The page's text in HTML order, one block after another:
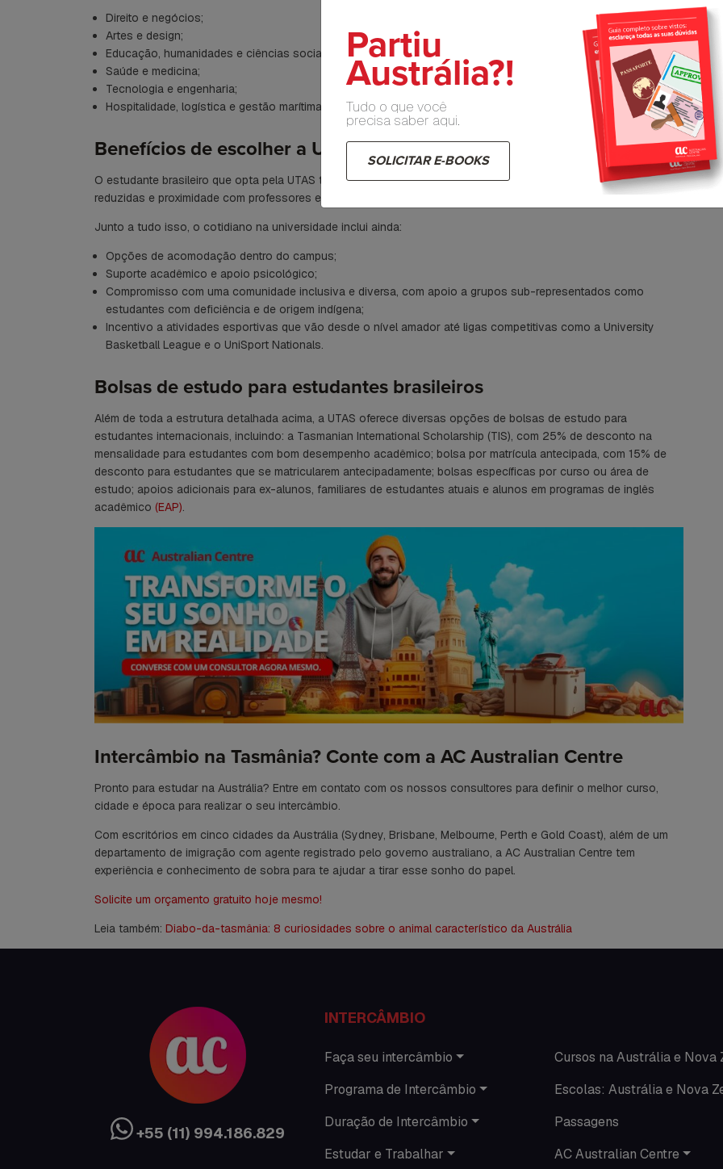
Direito e negócios;
Artes e design;
Educação, humanidades e ciências sociais;
Saúde e medicina;
Tecnologia e engenharia;
Hospitalidade, logística e gestão marítima.
Benefícios de escolher a University of Tasmania (UTAS)
O estudante brasileiro que opta pela UTAS tem acesso a atividades práticas, parcerias com a indústria, turmas
reduzidas e proximidade com professores e especialistas.
Junto a tudo isso, o cotidiano na universidade inclui ainda:
Opções de acomodação dentro do campus;
Suporte acadêmico e apoio psicológico;
Compromisso com uma comunidade inclusiva e diversa, com apoio a grupos sub-representados como
estudantes com deficiência e de origem indígena;
Incentivo a atividades esportivas que vão desde o nível amador até ligas competitivas como a University
Basketball League e o UniSport Nationals.
Bolsas de estudo para estudantes brasileiros
Além de toda a estrutura detalhada acima, a UTAS oferece diversas opções de bolsas de estudo para
estudantes internacionais, incluindo: a Tasmanian International Scholarship (TIS), com 25% de desconto na
mensalidade para estudantes com bom desempenho acadêmico; bolsa por matrícula antecipada, com 15% de
desconto para estudantes que se matricularem antecipadamente; bolsas específicas por curso ou área de
estudo; apoios adicionais para ex-alunos, familiares de estudantes atuais e alunos em programas de inglês
acadêmico (EAP).
Intercâmbio na Tasmânia? Conte com a AC Australian Centre
Pronto para estudar na Austrália? Entre em contato com os nossos consultores para definir o melhor curso,
cidade e época para realizar o seu intercâmbio.
Com escritórios em cinco cidades da Austrália (Sydney, Brisbane, Melbourne, Perth e Gold Coast), além de um
departamento de imigração com agente registrado pelo governo australiano, a AC Australian Centre tem
experiência e conhecimento de sobra para te ajudar a tirar esse sonho do papel.
Solicite um orçamento gratuito hoje mesmo!
Leia também: Diabo-da-tasmânia: 8 curiosidades sobre o animal característico da Austrália
+55 (11) 994.186.829
INTERCÂMBIO
Faça seu intercâmbio
Programa de Intercâmbio
Duração de Intercâmbio
Estudar e Trabalhar
Cursos na Austrália e Nova
Escolas: Austrália e Nova
Passagens
AC Australian Centre
Partiu
Austrália?!
Tudo o que você
precisa saber aqui.
SOLICITAR E-BOOKS